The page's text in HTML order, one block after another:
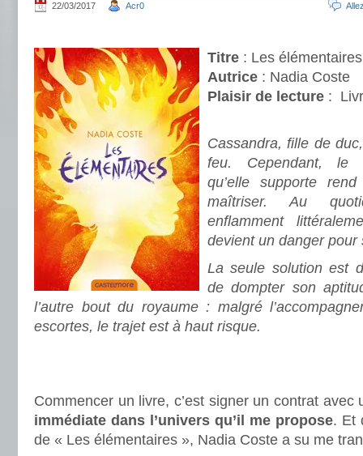
22/03/2017 Acr0
Titre : Les élémentaires
Autrice : Nadia Coste
Plaisir de lecture :
Cassandra, fille de
feu. Cependant, le
qu’elle supporte
maîtriser. Au
enflamment
devient un danger pour
La seule solution est
de dompter son
l’autre bout du royaume : malgré
escortes, le trajet est à haut risque.
Commencer un livre, c’est signer un contrat
immédiate dans l’univers qu’il me propose. Et
de « Les élémentaires », Nadia Coste a su me